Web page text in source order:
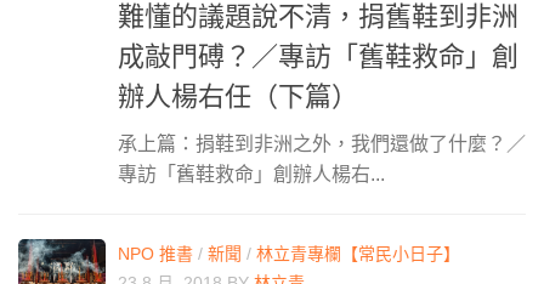
難懂的議題說不清，捐舊鞋到非洲
成敲門磗？／專訪「舊鞋救命」創
辦人楊右任（下篇）
承上篇：捐鞋到非洲之外，我們還做了什麼？／
專訪「舊鞋救命」創辦人楊右...
NPO 推書 / 新聞 / 林立青專欄【常民小日子】